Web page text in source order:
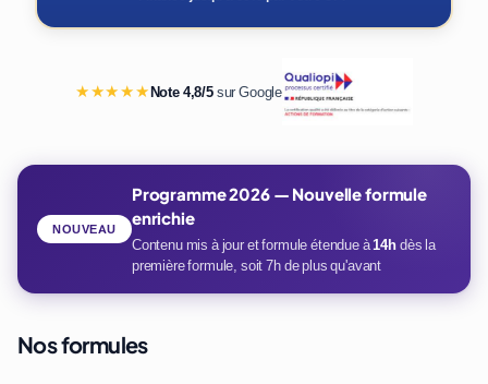
★★★★★Note 4,8/5sur Google
Programme 2026 — Nouvelle formule
enrichie
Contenu mis à jour et formule étendue à14hdès la
première formule, soit 7h de plus qu'avant
NOUVEAU
Nos formules